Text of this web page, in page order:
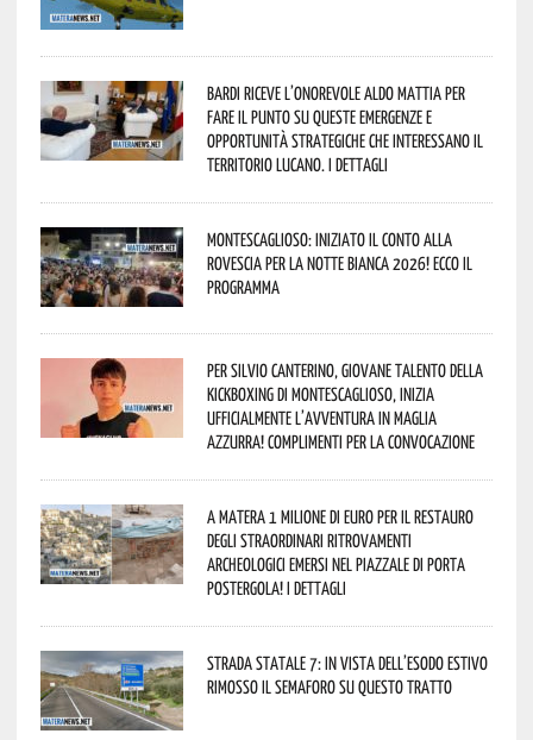
Bardi riceve l’onorevole Aldo Mattia per
fare il punto su queste emergenze e
opportunità strategiche che interessano il
territorio lucano. I dettagli
Montescaglioso: iniziato il conto alla
rovescia per la Notte Bianca 2026! Ecco il
programma
Per Silvio Canterino, giovane talento della
kickboxing di Montescaglioso, inizia
ufficialmente l’avventura in maglia
azzurra! Complimenti per la convocazione
A Matera 1 milione di euro per il restauro
degli straordinari ritrovamenti
archeologici emersi nel piazzale di Porta
Postergola! I dettagli
Strada statale 7: in vista dell’esodo estivo
rimosso il semaforo su questo tratto